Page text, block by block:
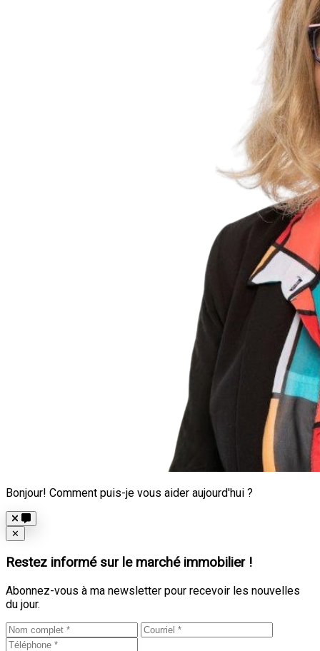
Bonjour! Comment puis-je vous aider aujourd'hui ?
Close
✕
Restez informé sur le marché immobilier !
Abonnez-vous à ma newsletter pour recevoir les nouvelles
du jour.